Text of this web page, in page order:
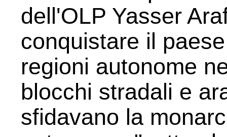
dell'OLP Yasser
conquistare il
regioni autonome
blocchi stradali e
sfidavano la